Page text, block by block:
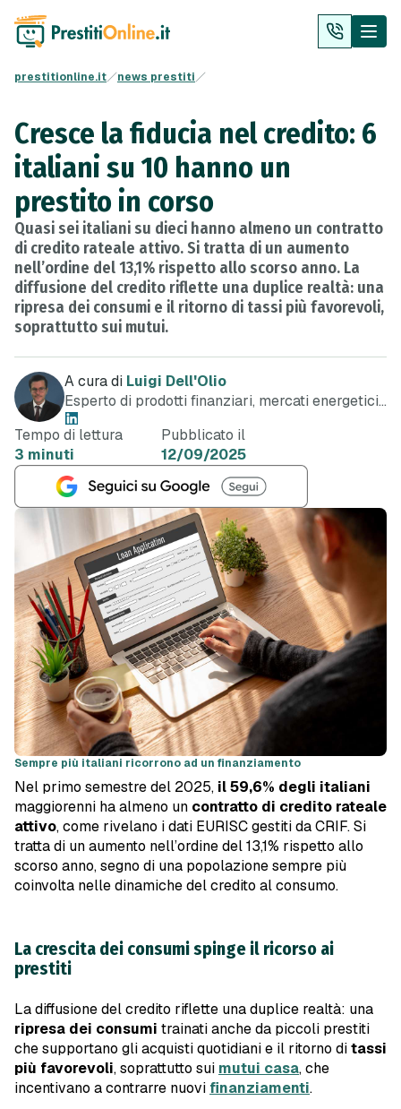
prestitionline.it news prestiti
Cresce la fiducia nel credito: 6
italiani su 10 hanno un
prestito in corso
Quasi sei italiani su dieci hanno almeno un contratto
di credito rateale attivo. Si tratta di un aumento
nell’ordine del 13,1% rispetto allo scorso anno. La
diffusione del credito riflette una duplice realtà: una
ripresa dei consumi e il ritorno di tassi più favorevoli,
soprattutto sui mutui.
A cura di Luigi Dell'Olio
Esperto di prodotti finanziari, mercati energetici
e telefonia
Tempo di lettura
3 minuti
Pubblicato il
12/09/2025
Sempre più italiani ricorrono ad un finanziamento
Nel primo semestre del 2025, il 59,6% degli italiani
maggiorenni ha almeno un contratto di credito rateale
attivo, come rivelano i dati EURISC gestiti da CRIF. Si
tratta di un aumento nell’ordine del 13,1% rispetto allo
scorso anno, segno di una popolazione sempre più
coinvolta nelle dinamiche del credito al consumo.
La crescita dei consumi spinge il ricorso ai
prestiti
La diffusione del credito riflette una duplice realtà: una
ripresa dei consumi trainati anche da piccoli prestiti
che supportano gli acquisti quotidiani e il ritorno ditassi
più favorevoli, soprattutto sui mutui casa, che
incentivano a contrarre nuovi finanziamenti.